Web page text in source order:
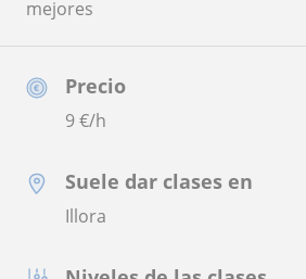
Precio
9€/h
Suele dar clases en
Illora
mejores